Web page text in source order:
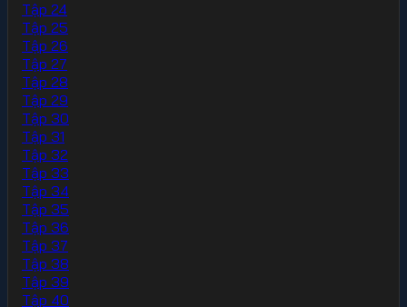
Tập 24
Tập 25
Tập 26
Tập 27
Tập 28
Tập 29
Tập 30
Tập 31
Tập 32
Tập 33
Tập 34
Tập 35
Tập 36
Tập 37
Tập 38
Tập 39
Tập 40